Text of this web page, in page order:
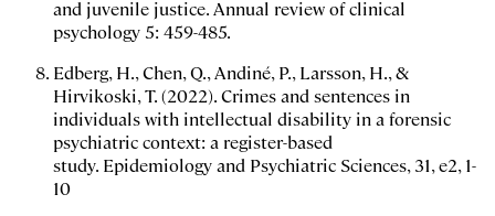
and juvenile justice.Annual review of clinical
psychology 5: 459-485.
Edberg, H., Chen, Q., Andiné, P., Larsson, H., &
Hirvikoski, T. (2022). Crimes and sentences in
individuals with intellectual disability in a forensic
psychiatric context: a register-based
study. Epidemiology and Psychiatric Sciences,31, e2, 1-
10